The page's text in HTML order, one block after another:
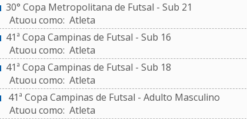
30° Copa Metropolitana de Futsal - Sub 21
Atuou como: Atleta
41ª Copa Campinas de Futsal - Sub 16
Atuou como: Atleta
41ª Copa Campinas de Futsal - Sub 18
Atuou como: Atleta
41ª Copa Campinas de Futsal - Adulto Masculino
Atuou como: Atleta